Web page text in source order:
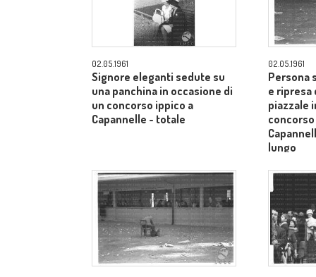
02.05.1961
Signore eleganti sedute su
una panchina in occasione di
un concorso ippico a
Capannelle - totale
02.05.1961
Persona
e ripresa
piazzale
concorso
lungo